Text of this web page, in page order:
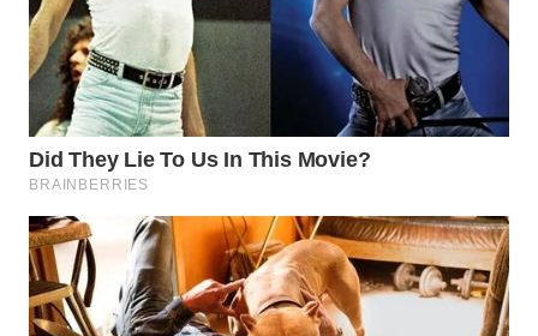
WN
BINJAI
WN
CIREBON
WN
INDRAMAYU
WN